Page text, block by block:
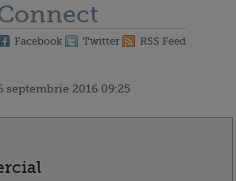
Facebook Twitter RSS Feed
septembrie 2016 09:25